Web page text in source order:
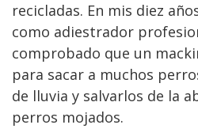
recicladas. En mis diez
como adiestrador
comprobado que un
para sacar a muchos
de lluvia y salvarlos de la
perros mojados.